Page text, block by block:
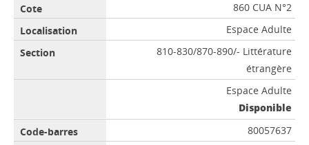
860 CUA N°2
Espace Adulte
810-830/870-890/- Littérature
étrangère
Espace Adulte
Disponible
80057637